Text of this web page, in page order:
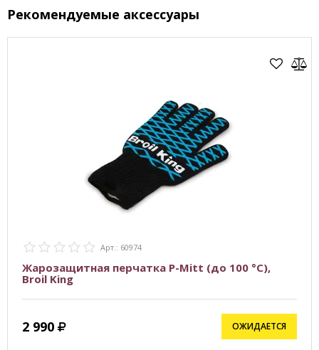
Рекомендуемые аксессуары
Арт.: 60974
Жарозащитная перчатка P-Mitt (до 100 °C),
Broil King
2 990 ОЖИДАЕТСЯ